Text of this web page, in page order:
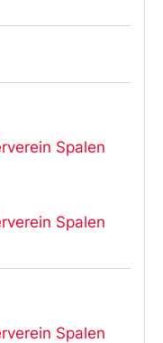
Spalen
Spalen
Spalen